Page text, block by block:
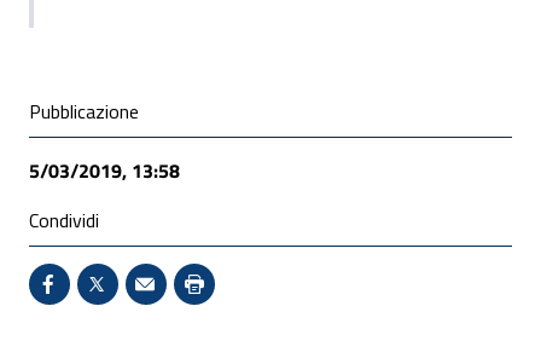
Condivisione social
Pubblicazione
5/03/2019, 13:58
Condividi
Condividi su Facebook - Sito esterno - Apertura in
X - Sito esterno - Apertura in nuova finestra
Invio Mail: apre il programma di posta
Stampa pagina: scelta meno